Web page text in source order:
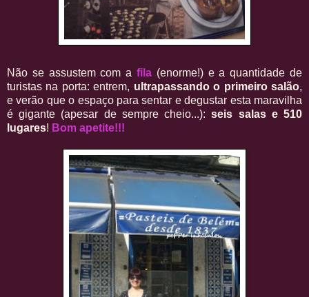
Não se assustem com a fila (enorme!) e a quantidade de
turistas na porta: entrem, ultrapassando o primeiro salão,
e verão que o espaço para sentar e degustar esta maravilha
é gigante (apesar de sempre cheio...):seis salas e 510
lugares! Bom apetite!!!